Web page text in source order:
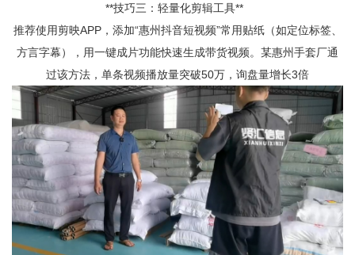
**技巧三：轻量化剪辑工具**
推荐使用剪映APP，添加“惠州抖音短视频”常用贴纸（如定位标签、
方言字幕），用一键成片功能快速生成带货视频。某惠州手套厂通
过该方法，单条视频播放量突破50万，询盘量增长3倍